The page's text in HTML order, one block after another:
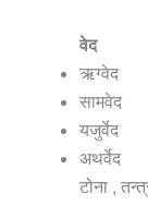
वेद
ऋग्वेद
सामवेद
यजुर्वेद
अथर्वेद
टोना ,